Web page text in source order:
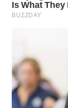
WN
SUBANG
WN
PURWAKARTA